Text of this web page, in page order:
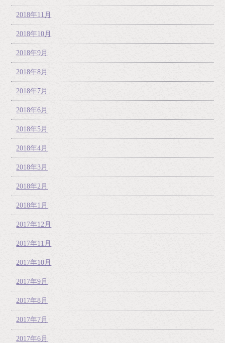
2018年11月
2018年10月
2018年9月
2018年8月
2018年7月
2018年6月
2018年5月
2018年4月
2018年3月
2018年2月
2018年1月
2017年12月
2017年11月
2017年10月
2017年9月
2017年8月
2017年7月
2017年6月